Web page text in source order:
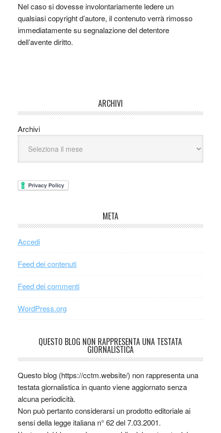
Nel caso si dovesse involontariamente ledere un
qualsiasi copyright d’autore, il contenuto verrà rimosso
immediatamente su segnalazione del detentore
dell’avente diritto.
ARCHIVI
Archivi
META
Accedi
Feed dei contenuti
Feed dei commenti
WordPress.org
QUESTO BLOG NON RAPPRESENTA UNA TESTATA
GIORNALISTICA
Questo blog (https://cctm.website/) non rappresenta una
testata giornalistica in quanto viene aggiornato senza
alcuna periodicità.
Non può pertanto considerarsi un prodotto editoriale ai
sensi della legge italiana n° 62 del 7.03.2001.